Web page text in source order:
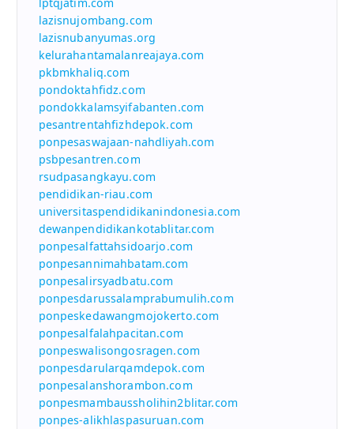
lazisnujombang.com
lazisnubanyumas.org
kelurahantamalanreajaya.com
pkbmkhaliq.com
pondoktahfidz.com
pondokkalamsyifabanten.com
pesantrentahfizhdepok.com
ponpesaswajaan-nahdliyah.com
psbpesantren.com
rsudpasangkayu.com
pendidikan-riau.com
universitaspendidikanindonesia.com
dewanpendidikankotablitar.com
ponpesalfattahsidoarjo.com
ponpesannimahbatam.com
ponpesalirsyadbatu.com
ponpesdarussalamprabumulih.com
ponpeskedawangmojokerto.com
ponpesalfalahpacitan.com
ponpeswalisongosragen.com
ponpesdarularqamdepok.com
ponpesalanshorambon.com
ponpesmambaussholihin2blitar.com
ponpes-alikhlaspasuruan.com